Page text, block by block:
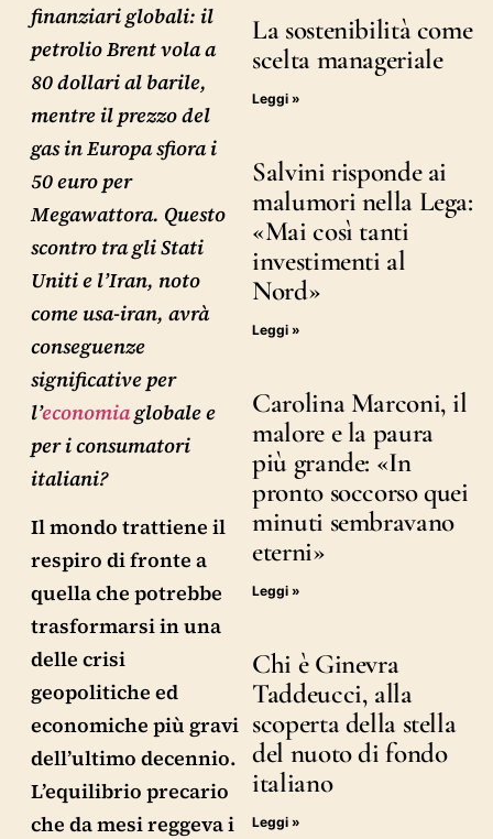
finanziari globali: il
petrolio Brent vola a
80 dollari al barile,
mentre il prezzo del
gas in Europa sfiora i
50 euro per
Megawattora. Questo
scontro tra gli Stati
Uniti e l’Iran, noto
come usa-iran, avrà
conseguenze
significative per
l’economiaglobale e
per i consumatori
italiani?
Il mondo trattiene il
respiro di fronte a
quella che potrebbe
trasformarsi in una
delle crisi
geopolitiche ed
economiche più gravi
dell’ultimo decennio.
L’equilibrio precario
che da mesi reggeva i
La sostenibilità come
scelta manageriale
Leggi »
Salvini risponde ai
malumori nella Lega:
«Mai così tanti
investimenti al
Nord»
Leggi »
Carolina Marconi, il
malore e la paura
più grande: «In
pronto soccorso quei
minuti sembravano
eterni»
Leggi »
Chi è Ginevra
Taddeucci, alla
scoperta della stella
del nuoto di fondo
italiano
Leggi »